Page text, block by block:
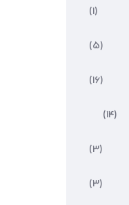
(1)
(5)
(16)
(14)
(3)
(3)